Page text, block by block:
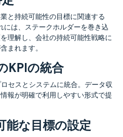
と持続可能性の目標に関連する
には、ステークホルダーを巻き込
理解し、会社の持続可能性戦略に
まれます。
KPIの統合
セスとシステムに統合。データ収
報が明確で利用しやすい形式で提
能な目標の設定